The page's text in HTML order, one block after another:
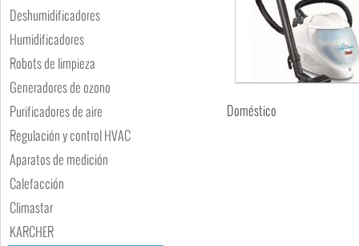
Deshumidificadores
Humidificadores
Robots de limpieza
Generadores de ozono
Purificadores de aire
Regulación y control HVAC
Aparatos de medición
Calefacción
Climastar
KARCHER
Doméstico